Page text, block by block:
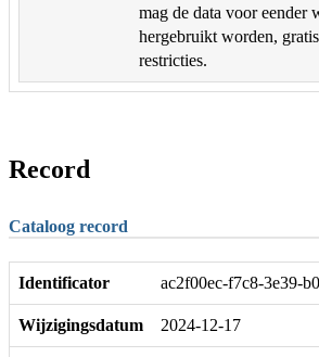
mag de data voor eender
hergebruikt worden,
restricties.
Record
Cataloog record
Identificator ac2f00ec-f7c8-3e39-
Wijzigingsdatum 2024-12-17